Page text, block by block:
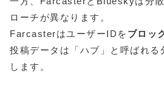
ローチが異なります。
FarcasterはユーザーIDを ブロッ
投稿データは「ハブ」と呼ばれる
します。